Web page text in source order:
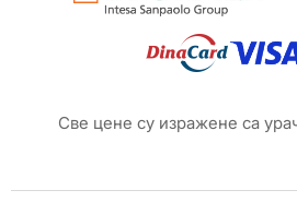
Све цене су изражене са